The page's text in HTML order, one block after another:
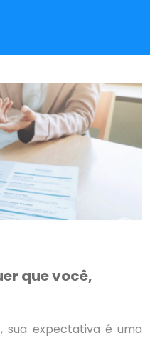
que você,
sua expectativa é uma